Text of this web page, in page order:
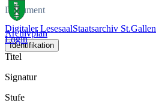
Digitaler LesesaalStaatsarchiv St.Gallen
Login
Dokument
Archivplan
Identifikation
Titel
Signatur
Stufe